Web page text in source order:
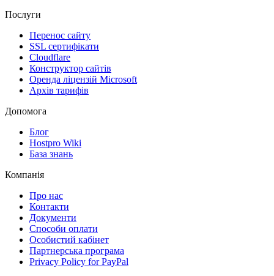
Послуги
Перенос сайту
SSL сертифікати
Clоudflare
Конструктор сайтів
Оренда ліцензій Microsoft
Архів тарифів
Допомога
Блог
Hostpro Wiki
База знань
Компанія
Про нас
Контакти
Документи
Способи оплати
Особистий кабінет
Партнерська програма
Privacy Policy for PayPal